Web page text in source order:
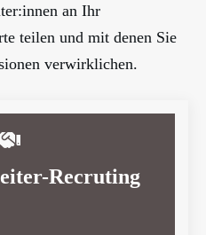
an Ihr
teilen und mit denen Sie
verwirklichen.
Recruting